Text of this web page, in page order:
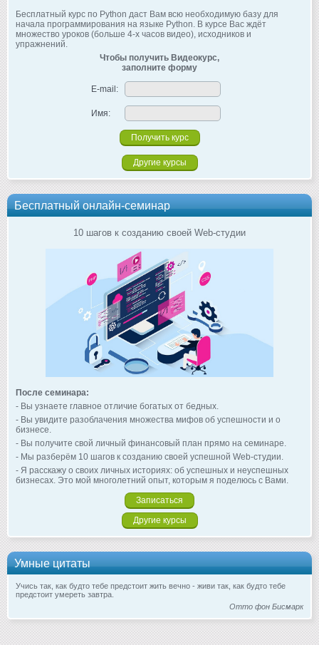
Бесплатный курс по Python даст Вам всю необходимую базу для
начала программирования на языке Python. В курсе Вас ждёт
множество уроков (больше 4-х часов видео), исходников и
упражнений.
Чтобы получить Видеокурс,
заполните форму
E-mail:
Имя:
Другие курсы
Бесплатный онлайн-семинар
10 шагов к созданию своей Web-студии
После семинара:
- Вы узнаете главное отличие богатых от бедных.
- Вы увидите разоблачения множества мифов об успешности и о
бизнесе.
- Вы получите свой личный финансовый план прямо на семинаре.
- Мы разберём 10 шагов к созданию своей успешной Web-студии.
- Я расскажу о своих личных историях: об успешных и неуспешных
бизнесах. Это мой многолетний опыт, которым я поделюсь с Вами.
Записаться
Другие курсы
Умные цитаты
Учись так, как будто тебе предстоит жить вечно - живи так, как будто тебе
предстоит умереть завтра.
Отто фон Бисмарк